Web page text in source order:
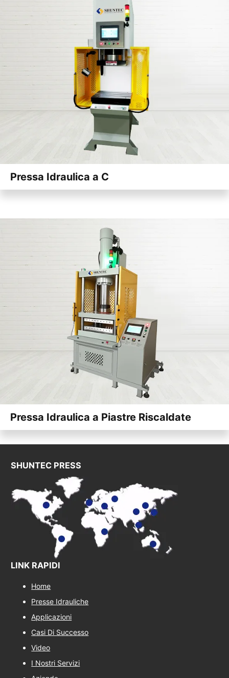
Pressa Idraulica a C
Pressa Idraulica a Piastre Riscaldate
SHUNTEC PRESS
LINK RAPIDI
Home
Presse Idrauliche
Applicazioni
Casi Di Successo
Video
I Nostri Servizi